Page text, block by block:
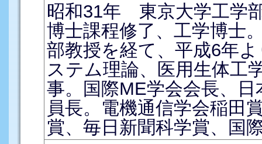
昭和31年 東京大学工学
博士課程修了、工学博士
部教授を経て、平成6年
ステム理論、医用生体工
事。国際ME学会会長、
員長。電機通信学会稲田
賞、毎日新聞科学賞、国